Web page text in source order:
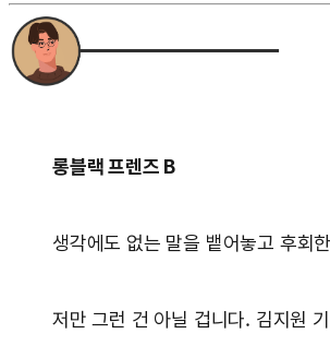
롱블랙 프렌즈 B
생각에도 없는 말을 뱉어놓고 후회
저만 그런 건 아닐 겁니다. 김지원